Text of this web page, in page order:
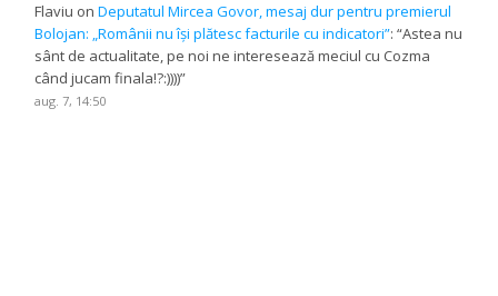
Flaviu onDeputatul Mircea Govor, mesaj dur pentru premierul
Bolojan: „Românii nu își plătesc facturile cu indicatori”: “Astea nu
sânt de actualitate, pe noi ne interesează meciul cu Cozma
când jucam finala!?:))))”
aug. 7, 14:50